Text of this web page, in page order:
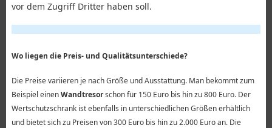
vor dem Zugriff Dritter haben soll.
Wo liegen die Preis- und Qualitätsunterschiede?
Die Preise variieren je nach Größe und Ausstattung. Man bekommt zum
Beispiel einenWandtresorschon für 150 Euro bis hin zu 800 Euro. Der
Wertschutzschrank ist ebenfalls in unterschiedlichen Größen erhältlich
und bietet sich zu Preisen von 300 Euro bis hin zu 2.000 Euro an. Die